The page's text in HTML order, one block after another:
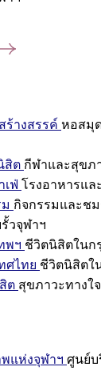
างสรรค์ หอสมุ
สิต กีฬาและสุขภ
ฟ่ โรงอาหารแล
กิจกรรมและช
วจุฬาฯ
พฯ ชีวิตนิสิตในก
ศไทย ชีวิตนิสิตใ
ต สุขภาวะทางใ
แห่งจุฬาฯ ศูนย์บ